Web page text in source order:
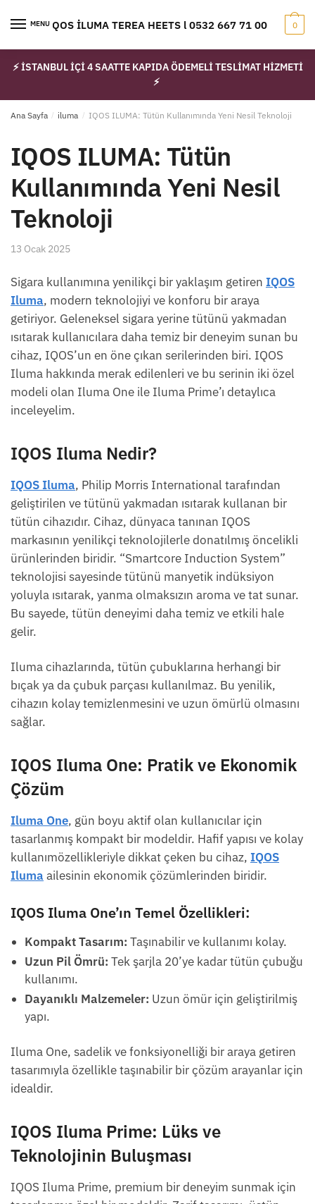
MENUIQOS İLUMA TEREA HEETS l 0532 667 71 00 0
⚡ İSTANBUL İÇİ 4 SAATTE KAPIDA ÖDEMELİ TESLİMAT HİZMETİ
⚡
Ana Sayfa / iluma / IQOS ILUMA: Tütün Kullanımında Yeni Nesil Teknoloji
IQOS ILUMA: Tütün
Kullanımında Yeni Nesil
Teknoloji
13 Ocak 2025
Sigara kullanımına yenilikçi bir yaklaşım getiren IQOS
Iluma, modern teknolojiyi ve konforu bir araya
getiriyor. Geleneksel sigara yerine tütünü yakmadan
ısıtarak kullanıcılara daha temiz bir deneyim sunan bu
cihaz, IQOS’un en öne çıkan serilerinden biri. IQOS
Iluma hakkında merak edilenleri ve bu serinin iki özel
modeli olan Iluma One ile Iluma Prime’ı detaylıca
inceleyelim.
IQOS Iluma Nedir?
IQOS Iluma, Philip Morris International tarafından
geliştirilen ve tütünü yakmadan ısıtarak kullanan bir
tütün cihazıdır. Cihaz, dünyaca tanınan IQOS
markasının yenilikçi teknolojilerle donatılmış öncelikli
ürünlerinden biridir. “Smartcore Induction System”
teknolojisi sayesinde tütünü manyetik indüksiyon
yoluyla ısıtarak, yanma olmaksızın aroma ve tat sunar.
Bu sayede, tütün deneyimi daha temiz ve etkili hale
gelir.
Iluma cihazlarında, tütün çubuklarına herhangi bir
bıçak ya da çubuk parçası kullanılmaz. Bu yenilik,
cihazın kolay temizlenmesini ve uzun ömürlü olmasını
sağlar.
IQOS Iluma One: Pratik ve Ekonomik
Çözüm
Iluma One, gün boyu aktif olan kullanıcılar için
tasarlanmış kompakt bir modeldir. Hafif yapısı ve kolay
kullanımözellikleriyle dikkat çeken bu cihaz, IQOS
Iluma ailesinin ekonomik çözümlerinden biridir.
IQOS Iluma One’ın Temel Özellikleri:
Kompakt Tasarım: Taşınabilir ve kullanımı kolay.
Uzun Pil Ömrü: Tek şarjla 20’ye kadar tütün çubuğu
kullanımı.
Dayanıklı Malzemeler: Uzun ömür için geliştirilmiş
yapı.
Iluma One, sadelik ve fonksiyonelliği bir araya getiren
tasarımıyla özellikle taşınabilir bir çözüm arayanlar için
idealdir.
IQOS Iluma Prime: Lüks ve
Teknolojinin Buluşması
IQOS Iluma Prime, premium bir deneyim sunmak için